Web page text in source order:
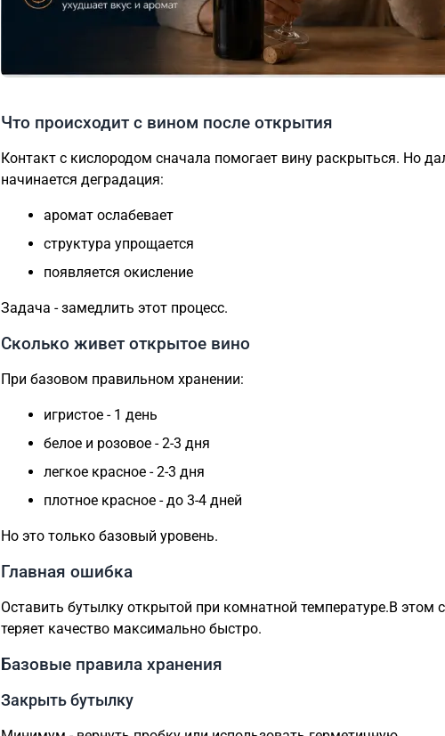
Что происходит с вином после открытия
Контакт с кислородом сначала помогает вину раскрыться. Но
начинается деградация:
аромат ослабевает
структура упрощается
появляется окисление
Задача - замедлить этот процесс.
Сколько живет открытое вино
При базовом правильном хранении:
игристое - 1 день
белое и розовое - 2-3 дня
легкое красное - 2-3 дня
плотное красное - до 3-4 дней
Но это только базовый уровень.
Главная ошибка
Оставить бутылку открытой при комнатной температуре.В этом
теряет качество максимально быстро.
Базовые правила хранения
Закрыть бутылку